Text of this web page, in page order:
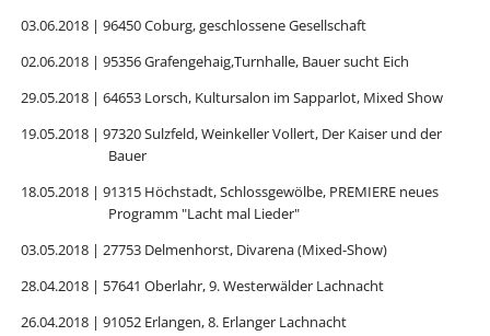
03.06.2018 | 96450 Coburg, geschlossene Gesellschaft
02.06.2018 | 95356 Grafengehaig,Turnhalle, Bauer sucht Eich
29.05.2018 | 64653 Lorsch, Kultursalon im Sapparlot, Mixed Show
19.05.2018 | 97320 Sulzfeld, Weinkeller Vollert, Der Kaiser und der
Bauer
18.05.2018 | 91315 Höchstadt, Schlossgewölbe, PREMIERE neues
Programm "Lacht mal Lieder"
03.05.2018 | 27753 Delmenhorst, Divarena (Mixed-Show)
28.04.2018 | 57641 Oberlahr, 9. Westerwälder Lachnacht
26.04.2018 | 91052 Erlangen, 8. Erlanger Lachnacht